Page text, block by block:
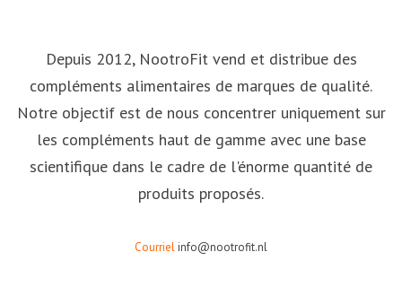
Depuis 2012, NootroFit vend et distribue des
compléments alimentaires de marques de qualité.
Notre objectif est de nous concentrer uniquement sur
les compléments haut de gamme avec une base
scientifique dans le cadre de l'énorme quantité de
produits proposés.
Courrielinfo@nootrofit.nl